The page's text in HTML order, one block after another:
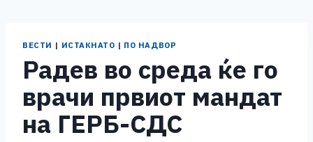
ВЕСТИ | ИСТАКНАТО | ПО НАДВОР
Радев во среда ќе го
врачи првиот мандат
на ГЕРБ-СДС